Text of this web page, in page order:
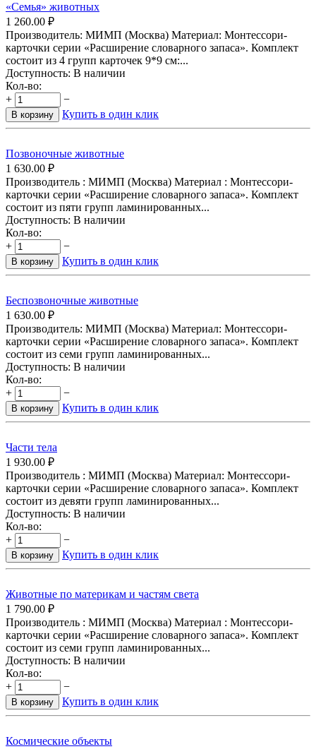
«Семья» животных
1 260.00 ₽
Производитель: МИМП (Москва) Материал: Монтессори-
карточки серии «Расширение словарного запаса». Комплект
состоит из 4 групп карточек 9*9 см:...
Доступность: В наличии
Кол-во:
+
−
В корзину Купить в один клик
Позвоночные животные
1 630.00 ₽
Производитель : МИМП (Москва) Материал : Монтессори-
карточки серии «Расширение словарного запаса». Комплект
состоит из пяти групп ламинированных...
Доступность: В наличии
Кол-во:
+
−
В корзину Купить в один клик
Беспозвоночные животные
1 630.00 ₽
Производитель: МИМП (Москва) Материал: Монтессори-
карточки серии «Расширение словарного запаса». Комплект
состоит из семи групп ламинированных...
Доступность: В наличии
Кол-во:
+
−
В корзину Купить в один клик
Части тела
1 930.00 ₽
Производитель : МИМП (Москва) Материал: Монтессори-
карточки серии «Расширение словарного запаса». Комплект
состоит из девяти групп ламинированных...
Доступность: В наличии
Кол-во:
+
−
В корзину Купить в один клик
Животные по материкам и частям света
1 790.00 ₽
Производитель : МИМП (Москва) Материал : Монтессори-
карточки серии «Расширение словарного запаса». Комплект
состоит из семи групп ламинированных...
Доступность: В наличии
Кол-во:
+
−
В корзину Купить в один клик
Космические объекты